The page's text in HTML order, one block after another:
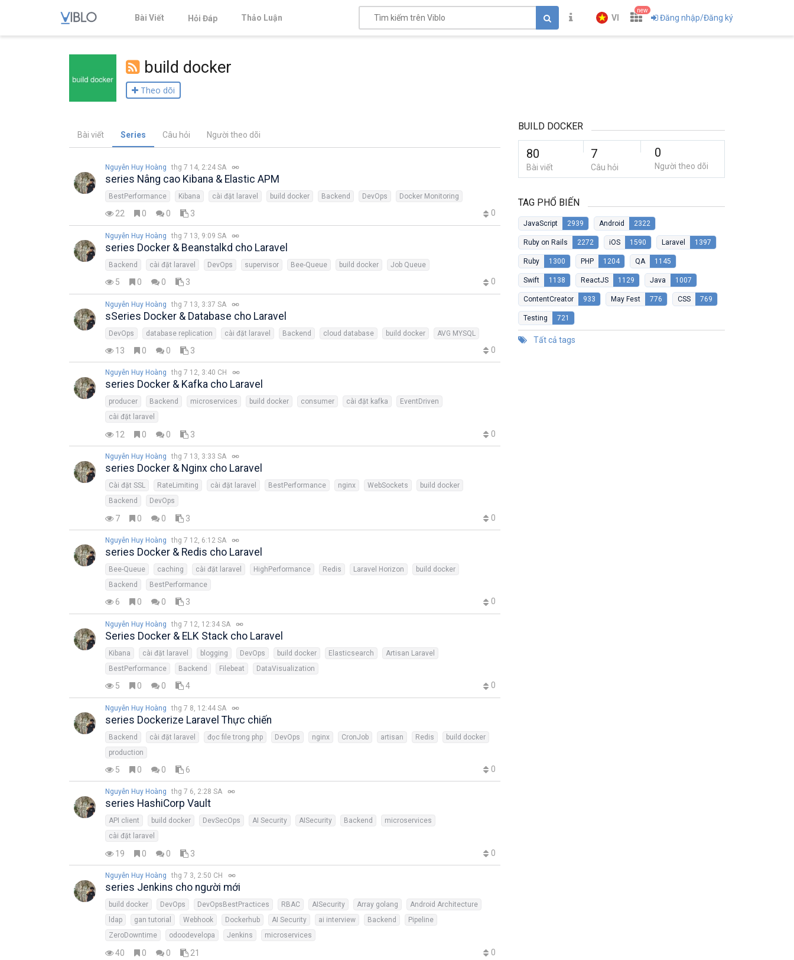
Bài Viết Hỏi Đáp Thảo Luận VI
new
Đăng nhập/Đăng ký
build docker
Theo dõi
Bài viết Series Câu hỏi Người theo dõi
Nguyễn Huy Hoàng thg 7 14, 2:24 SA
series Nâng cao Kibana & Elastic APM
BestPerformance Kibana cài đặt laravel build docker Backend DevOps Docker Monitoring
22 0 0 3 0
Nguyễn Huy Hoàng thg 7 13, 9:09 SA
series Docker & Beanstalkd cho Laravel
Backend cài đặt laravel DevOps supervisor Bee-Queue build docker Job Queue
5 0 0 3 0
Nguyễn Huy Hoàng thg 7 13, 3:37 SA
sSeries Docker & Database cho Laravel
DevOps database replication cài đặt laravel Backend cloud database build docker AVG MYSQL
13 0 0 3 0
Nguyễn Huy Hoàng thg 7 12, 3:40 CH
series Docker & Kafka cho Laravel
producer Backend microservices build docker consumer cài đặt kafka
EventDriven
cài đặt laravel
12 0 0 3 0
Nguyễn Huy Hoàng thg 7 13, 3:33 SA
series Docker & Nginx cho Laravel
Cài đặt SSL RateLimiting cài đặt laravel BestPerformance nginx WebSockets
build docker
Backend
DevOps
7 0 0 3 0
Nguyễn Huy Hoàng thg 7 12, 6:12 SA
series Docker & Redis cho Laravel
Bee-Queue caching cài đặt laravel HighPerformance Redis Laravel Horizon
build docker
Backend
BestPerformance
6 0 0 3 0
Nguyễn Huy Hoàng thg 7 12, 12:34 SA
Series Docker & ELK Stack cho Laravel
Kibana cài đặt laravel blogging DevOps build docker Elasticsearch
Artisan Laravel
BestPerformance
Backend Filebeat DataVisualization
5 0 0 4 0
Nguyễn Huy Hoàng thg 7 8, 12:44 SA
series Dockerize Laravel Thực chiến
Backend cài đặt laravel đọc file trong php DevOps nginx CronJob artisan Redis
build docker
production
5 0 0 6 0
Nguyễn Huy Hoàng thg 7 6, 2:28 SA
series HashiCorp Vault
API client build docker DevSecOps AI Security AISecurity Backend
microservices
cài đặt laravel
19 0 0 3 0
Nguyễn Huy Hoàng thg 7 3, 2:50 CH
series Jenkins cho người mới
build docker DevOps DevOpsBestPractices RBAC AISecurity Array golang
Android Architecture
ldap
gan tutorial Webhook Dockerhub AI Security ai interview Backend
Pipeline
ZeroDowntime
odoodevelopa Jenkins microservices
40 0 0 21 0
BUILD DOCKER
80
Bài viết
7
Câu hỏi
0
Người theo dõi
TAG PHỔ BIẾN
JavaScript 2939 Android 2322
Ruby on Rails 2272 iOS 1590 Laravel 1397
Ruby 1300 PHP 1204 QA 1145
Swift 1138 ReactJS 1129 Java 1007
ContentCreator 933 May Fest 776 CSS 769
Testing 721
Tất cả tags